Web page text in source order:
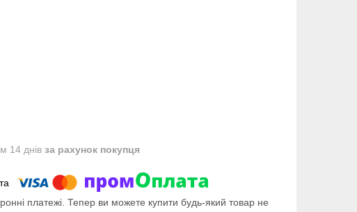
14 днів за рахунок покупця
платежі. Тепер ви можете купити будь-який товар не